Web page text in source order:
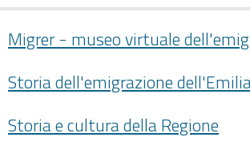
Migrer - museo virtuale
Storia dell'emigrazione
Storia e cultura della Regione